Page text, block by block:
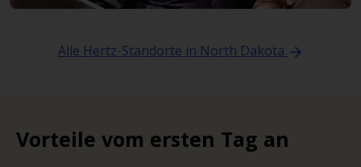
Alle Hertz-Standorte in North Dakota
Vorteile vom ersten Tag an